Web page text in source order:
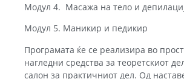
Модул 4. Масажа на тело и
Модул 5. Маникир и педикир
Програмата ќе се реализира во
нагледни средства за теоретскиот
салон за практичниот дел. Од